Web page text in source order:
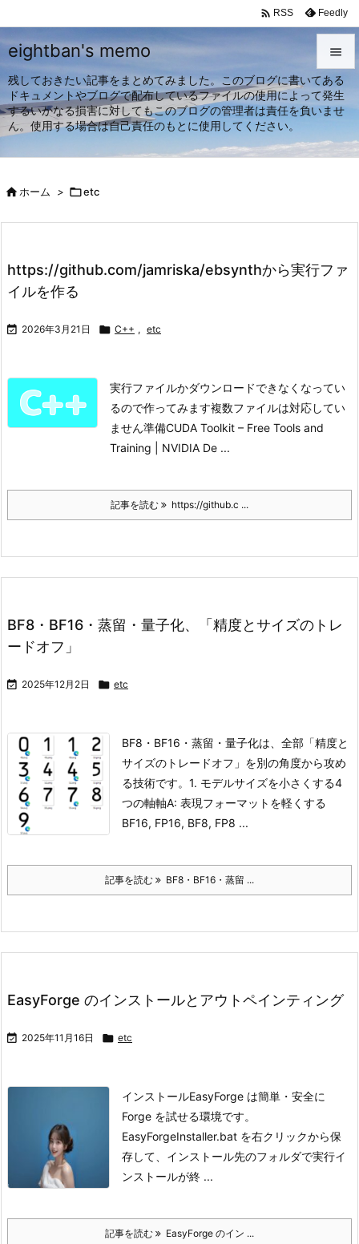
eightban's memo
残しておきたい記事をまとめてみました。このブログに書いてある
ドキュメントやブログで配布しているファイルの使用によって発生
するいかなる損害に対してもこのブログの管理者は責任を負いませ
ん。使用する場合は自己責任のもとに使用してください。


メニュ
サイド
次へ
検索
 RSS Feedly
ホーム > etc
https://github.com/jamriska/ebsynthから実行ファ
イルを作る
 2026年3月21日  C++ , etc
実行ファイルかダウンロードできなくなってい
るので作ってみます複数ファイルは対応してい
ません準備CUDA Toolkit – Free Tools and
Training | NVIDIA De ...
記事を読む https://github.c ...
BF8・BF16・蒸留・量子化、「精度とサイズのトレ
ードオフ」
 2025年12月2日  etc
BF8・BF16・蒸留・量子化は、全部「精度と
サイズのトレードオフ」を別の角度から攻め
る技術です。 1. モデルサイズを小さくする4
つの軸軸A: 表現フォーマットを軽くする
BF16, FP16, BF8, FP8 ...
記事を読む BF8・BF16・蒸留 ...
EasyForge のインストールとアウトペインティング
 2025年11月16日  etc
インストールEasyForge は簡単・安全に
Forge を試せる環境です。
EasyForgeInstaller.bat を右クリックから保
存して、インストール先のフォルダで実行イ
ンストールが終 ...
記事を読む EasyForge のイン ...